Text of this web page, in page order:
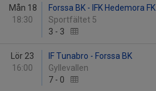
Mån 18
18:30
Forssa BK - IFK Hedemora FK
Sportfältet 5
3 - 3
Lör 23
16:00
IF Tunabro - Forssa BK
Gyllevallen
7 - 0